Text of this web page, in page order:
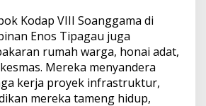
Kodap VIII Soanggama di
Enos Tipagau juga
rumah warga, honai adat,
Mereka menyandera
kerja proyek infrastruktur,
mereka tameng hidup,